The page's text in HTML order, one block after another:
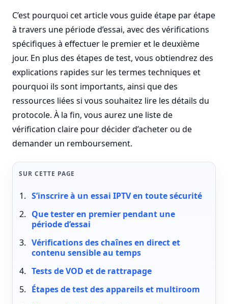
C’est pourquoi cet article vous guide étape par étape
à travers une période d’essai, avec des vérifications
spécifiques à effectuer le premier et le deuxième
jour. En plus des étapes de test, vous obtiendrez des
explications rapides sur les termes techniques et
pourquoi ils sont importants, ainsi que des
ressources liées si vous souhaitez lire les détails du
protocole. À la fin, vous aurez une liste de
vérification claire pour décider d’acheter ou de
demander un remboursement.
SUR CETTE PAGE
S’inscrire à un essai IPTV en toute sécurité
Que tester en premier pendant une
période d’essai
Vérifications des chaînes en direct et
contenu sensible au temps
Tests de VOD et de rattrapage
Étapes de test des appareils et multiroom